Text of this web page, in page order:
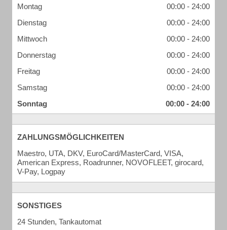
Montag
00:00 - 24:00
Dienstag
00:00 - 24:00
Mittwoch
00:00 - 24:00
Donnerstag
00:00 - 24:00
Freitag
00:00 - 24:00
Samstag
00:00 - 24:00
Sonntag
00:00 - 24:00
ZAHLUNGSMÖGLICHKEITEN
Maestro, UTA, DKV, EuroCard/MasterCard, VISA,
American Express, Roadrunner, NOVOFLEET, girocard,
V-Pay, Logpay
SONSTIGES
24 Stunden, Tankautomat